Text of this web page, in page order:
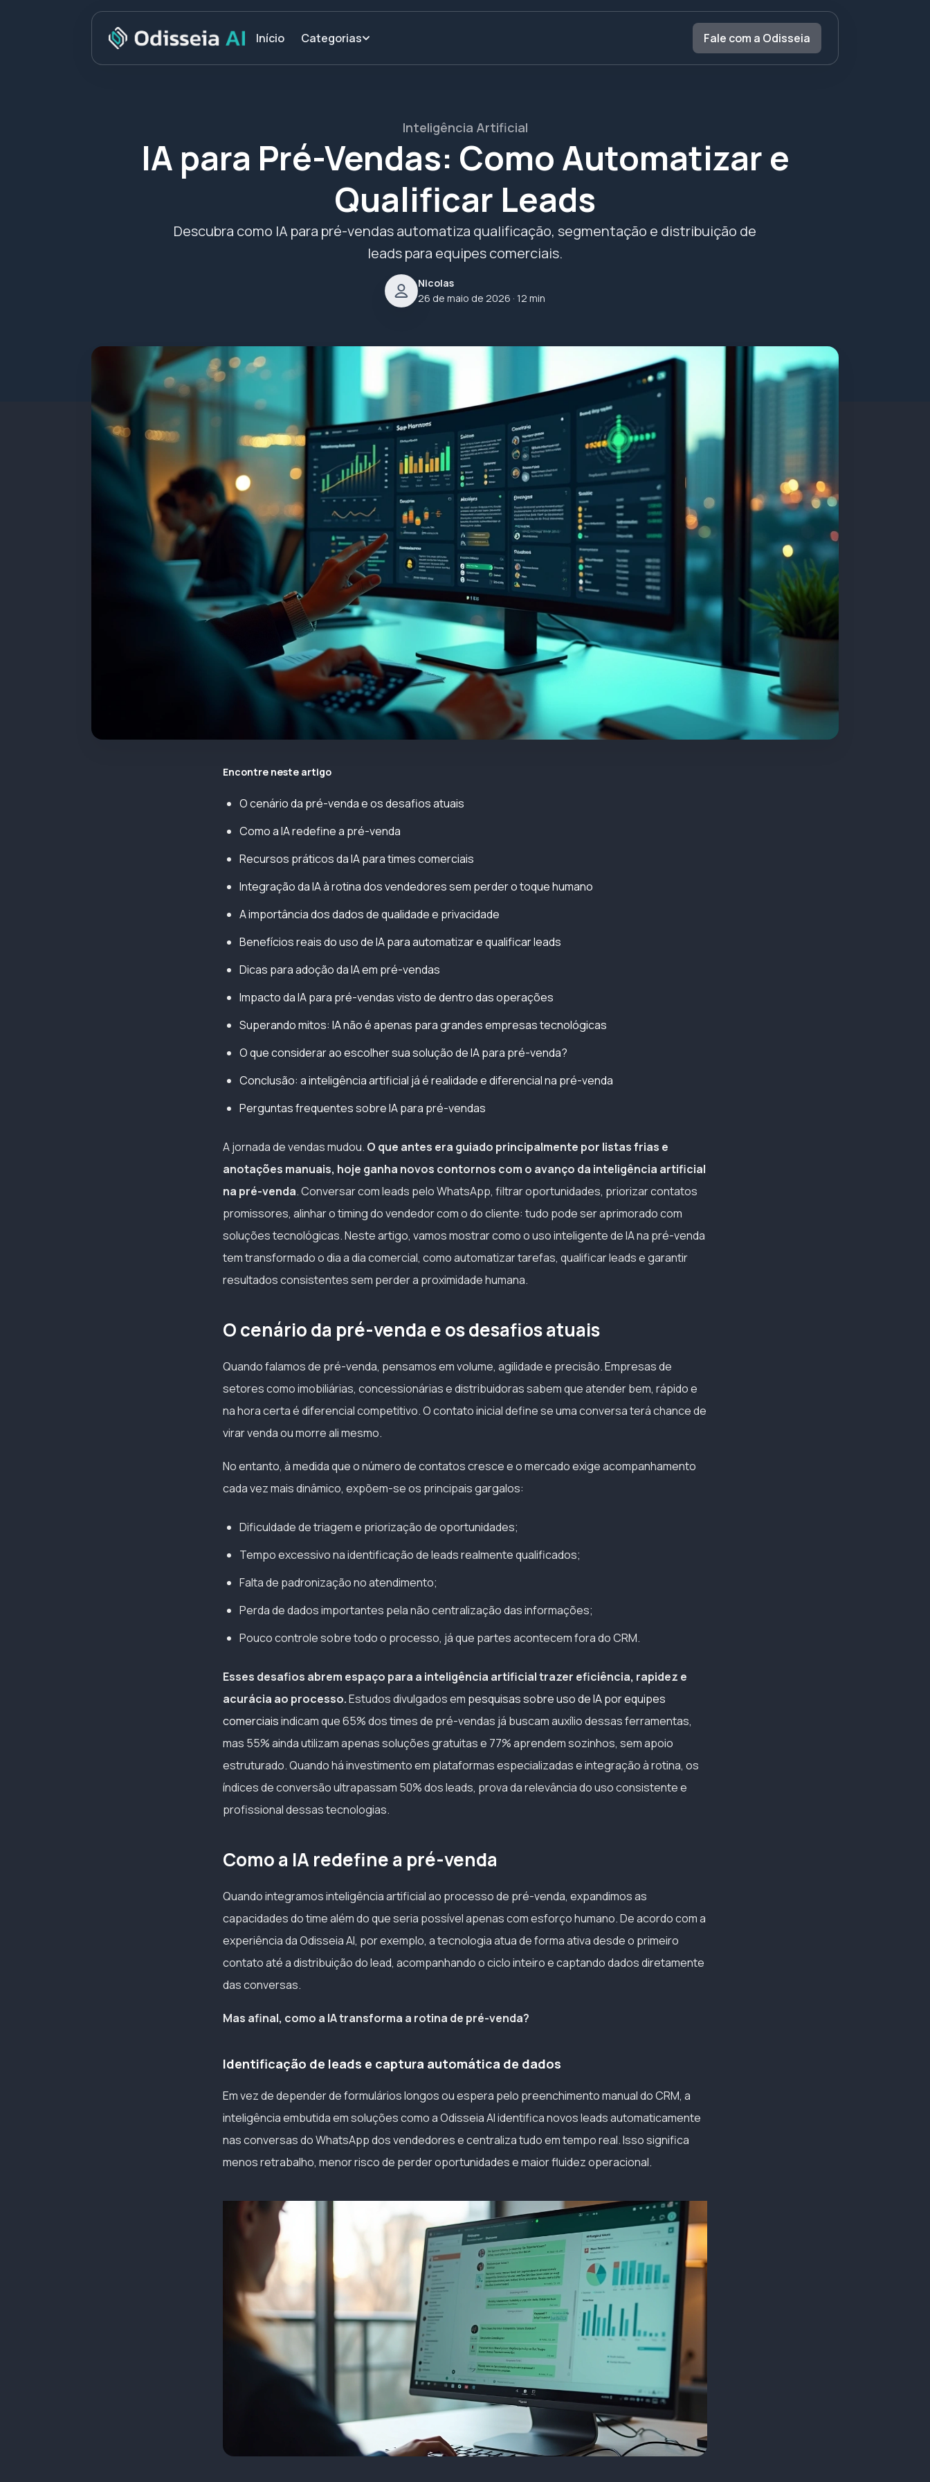
Início Categorias Fale com a Odisseia
Inteligência Artificial
IA para Pré-Vendas: Como Automatizar e
Qualificar Leads
Descubra como IA para pré-vendas automatiza qualificação, segmentação e distribuição de
leads para equipes comerciais.
Nicolas
26 de maio de 2026 · 12 min
Encontre neste artigo
O cenário da pré-venda e os desafios atuais
Como a IA redefine a pré-venda
Recursos práticos da IA para times comerciais
Integração da IA à rotina dos vendedores sem perder o toque humano
A importância dos dados de qualidade e privacidade
Benefícios reais do uso de IA para automatizar e qualificar leads
Dicas para adoção da IA em pré-vendas
Impacto da IA para pré-vendas visto de dentro das operações
Superando mitos: IA não é apenas para grandes empresas tecnológicas
O que considerar ao escolher sua solução de IA para pré-venda?
Conclusão: a inteligência artificial já é realidade e diferencial na pré-venda
Perguntas frequentes sobre IA para pré-vendas
A jornada de vendas mudou. O que antes era guiado principalmente por listas frias e
anotações manuais, hoje ganha novos contornos com o avanço da inteligência artificial
na pré-venda. Conversar com leads pelo WhatsApp, filtrar oportunidades, priorizar contatos
promissores, alinhar o timing do vendedor com o do cliente: tudo pode ser aprimorado com
soluções tecnológicas. Neste artigo, vamos mostrar como o uso inteligente de IA na pré-venda
tem transformado o dia a dia comercial, como automatizar tarefas, qualificar leads e garantir
resultados consistentes sem perder a proximidade humana.
O cenário da pré-venda e os desafios atuais
Quando falamos de pré-venda, pensamos em volume, agilidade e precisão. Empresas de
setores como imobiliárias, concessionárias e distribuidoras sabem que atender bem, rápido e
na hora certa é diferencial competitivo. O contato inicial define se uma conversa terá chance de
virar venda ou morre ali mesmo.
No entanto, à medida que o número de contatos cresce e o mercado exige acompanhamento
cada vez mais dinâmico, expõem-se os principais gargalos:
Dificuldade de triagem e priorização de oportunidades;
Tempo excessivo na identificação de leads realmente qualificados;
Falta de padronização no atendimento;
Perda de dados importantes pela não centralização das informações;
Pouco controle sobre todo o processo, já que partes acontecem fora do CRM.
Esses desafios abrem espaço para a inteligência artificial trazer eficiência, rapidez e
acurácia ao processo.Estudos divulgados em pesquisas sobre uso de IA por equipes
comerciaisindicam que 65% dos times de pré-vendas já buscam auxílio dessas ferramentas,
mas 55% ainda utilizam apenas soluções gratuitas e 77% aprendem sozinhos, sem apoio
estruturado. Quando há investimento em plataformas especializadas e integração à rotina, os
índices de conversão ultrapassam 50% dos leads, prova da relevância do uso consistente e
profissional dessas tecnologias.
Como a IA redefine a pré-venda
Quando integramos inteligência artificial ao processo de pré-venda, expandimos as
capacidades do time além do que seria possível apenas com esforço humano. De acordo com a
experiência da Odisseia AI, por exemplo, a tecnologia atua de forma ativa desde o primeiro
contato até a distribuição do lead, acompanhando o ciclo inteiro e captando dados diretamente
das conversas.
Mas afinal, como a IA transforma a rotina de pré-venda?
Identificação de leads e captura automática de dados
Em vez de depender de formulários longos ou espera pelo preenchimento manual do CRM, a
inteligência embutida em soluções como a Odisseia AI identifica novos leads automaticamente
nas conversas do WhatsApp dos vendedores e centraliza tudo em tempo real. Isso significa
menos retrabalho, menor risco de perder oportunidades e maior fluidez operacional.